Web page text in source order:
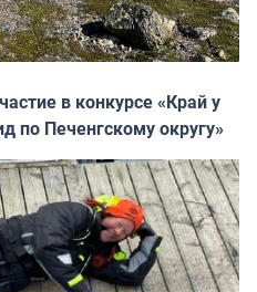
в конкурсе «Край у
по Печенгскому округу»